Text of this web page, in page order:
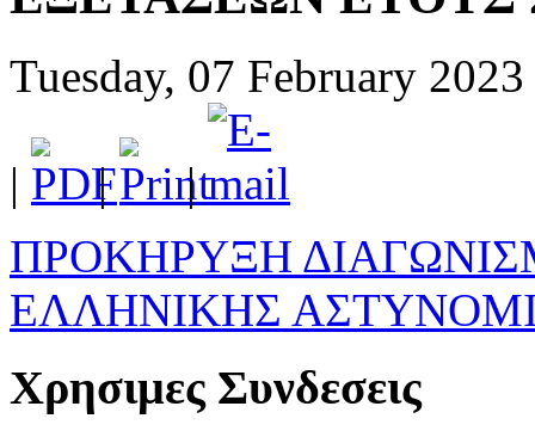
Tuesday, 07 February
| |
|
ΠΡΟΚΗΡΥΞΗ
ΕΛΛΗΝΙΚΗΣ
Χρησιμες Συνδεσεις